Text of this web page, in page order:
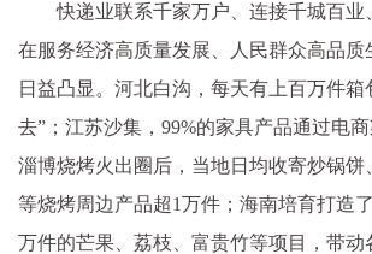
快递业联系千家万户、连接千城百业
在服务经济高质量发展、人民群众高品质
日益凸显。河北白沟，每天有上百万件箱
去”；江苏沙集，99%的家具产品通过电
淄博烧烤火出圈后，当地日均收寄炒锅饼
等烧烤周边产品超1万件；海南培育打造
万件的芒果、荔枝、富贵竹等项目，带动